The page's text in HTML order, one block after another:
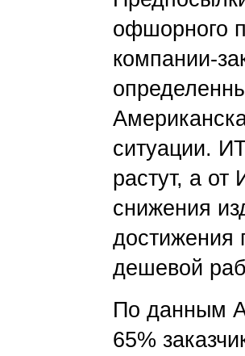
офшорного
компании-
ситуации.
растут, а
снижения
достижения
дешевой
По данным
65%